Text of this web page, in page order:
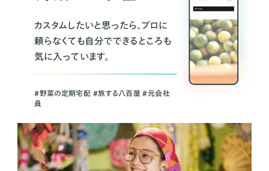
カスタムしたいと思ったら、プロに
頼らなくても自分でできるところも
気に入っています。
＃野菜の定期宅配 ＃旅する八百屋 ＃元会社
員